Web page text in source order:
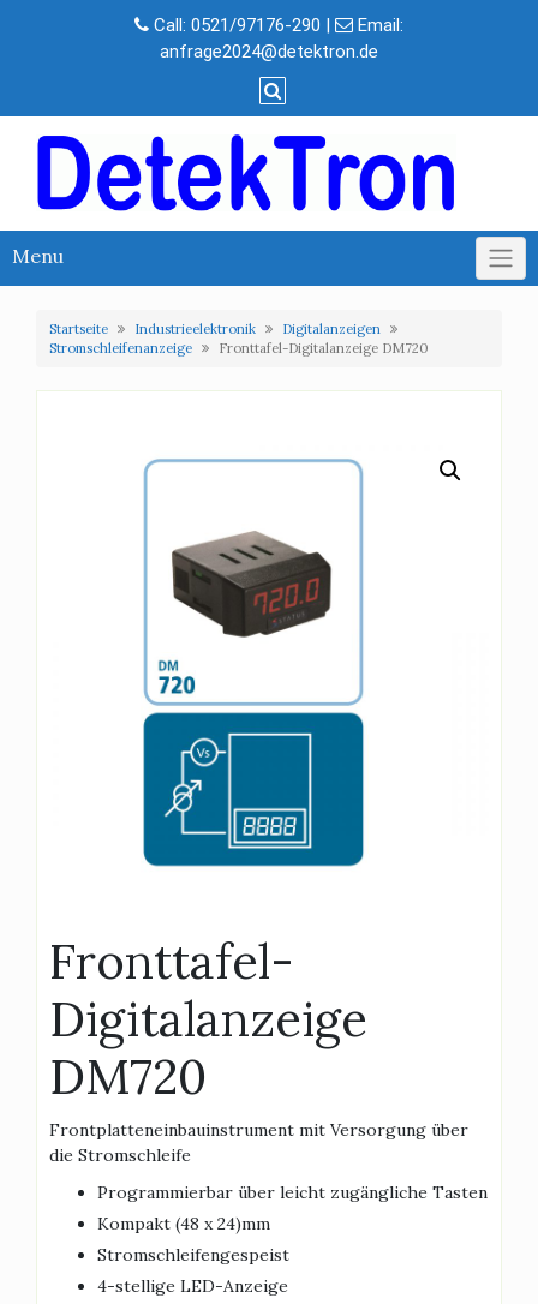
Call: 0521/97176-290 |
Email:
anfrage2024@detektron.de
Menu
Startseite Industrieelektronik
Digitalanzeigen
Stromschleifenanzeige
Fronttafel-Digitalanzeige DM720
Fronttafel-
Digitalanzeige
DM720
Frontplatteneinbauinstrument mit Versorgung über
die Stromschleife
Programmierbar über leicht zugängliche Tasten
Kompakt (48 x 24)mm
Stromschleifengespeist
4-stellige LED-Anzeige